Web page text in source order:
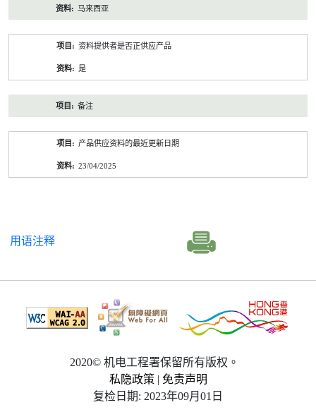
马来西亚
资料提供者是否正供应产品
是
备注
产品供应资料的最近更新日期
23/04/2025
用语注释
2020© 机电工程署保留所有版权。
私隐政策 | 免责声明
复检日期: 2023年09月01日